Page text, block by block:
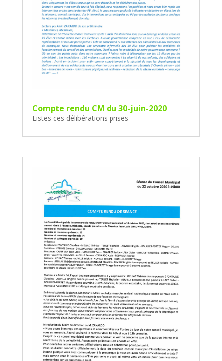
Compte rendu CM du 30-juin-2020
Listes des délibérations prises